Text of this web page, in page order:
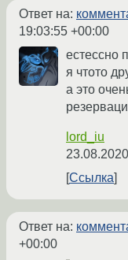
Ответ на:
19:03:55 +00:00
естессно
я чтото
а это
lord_iu
Ссылка
Ответ на:
+00:00